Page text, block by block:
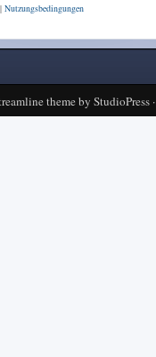
Nutzungsbedingungen
themeby StudioPress·